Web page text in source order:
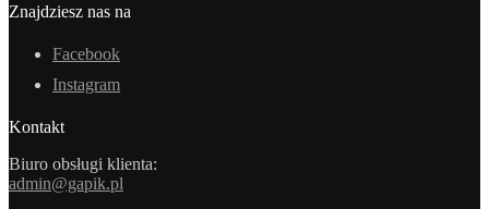
Znajdziesz nas na
Facebook
Instagram
Kontakt
Biuro obsługi klienta:
admin@gapik.pl